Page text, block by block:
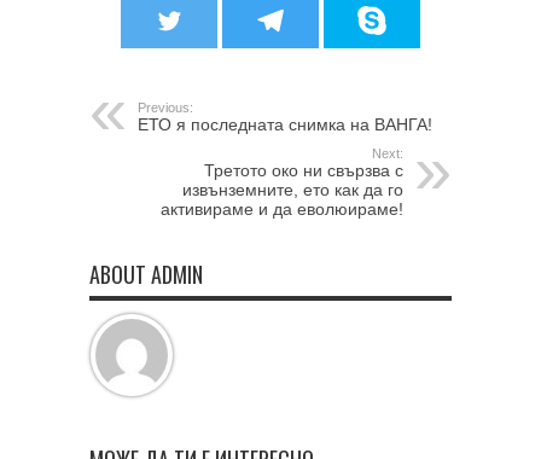
Previous:
ЕТО я последната снимка на ВАНГА!
Next:
Третото око ни свързва с
извънземните, ето как да го
активираме и да еволюираме!
ABOUT ADMIN